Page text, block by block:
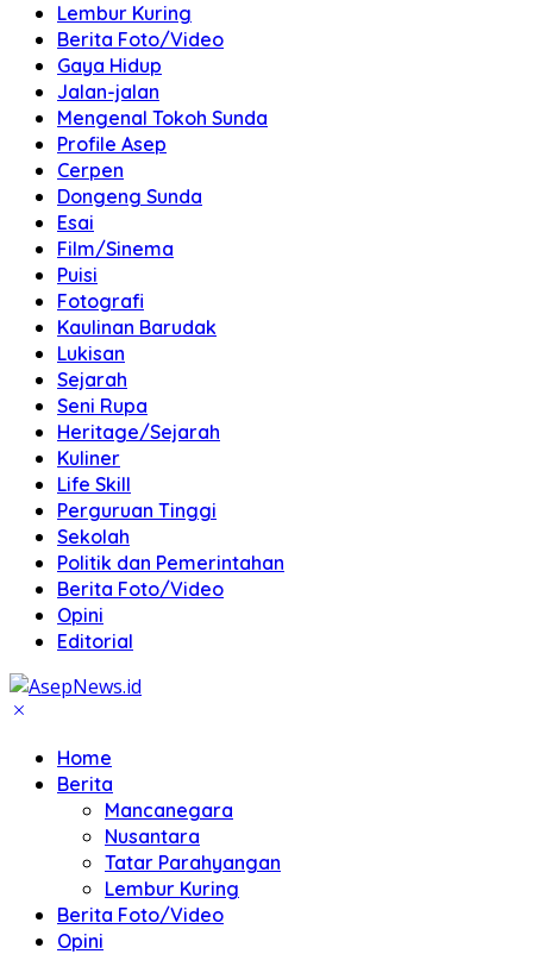
Lembur Kuring
Berita Foto/Video
Gaya Hidup
Jalan-jalan
Mengenal Tokoh Sunda
Profile Asep
Cerpen
Dongeng Sunda
Esai
Film/Sinema
Puisi
Fotografi
Kaulinan Barudak
Lukisan
Sejarah
Seni Rupa
Heritage/Sejarah
Kuliner
Life Skill
Perguruan Tinggi
Sekolah
Politik dan Pemerintahan
Berita Foto/Video
Opini
Editorial
Home
Berita
Mancanegara
Nusantara
Tatar Parahyangan
Lembur Kuring
Berita Foto/Video
Opini